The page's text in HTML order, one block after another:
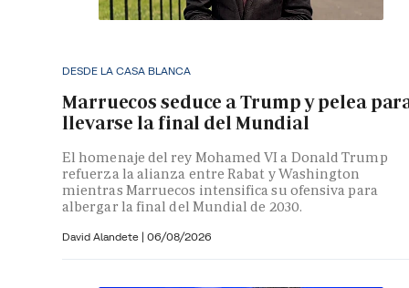
DESDE LA CASA BLANCA
Marruecos seduce a Trump y pelea
llevarse la final del Mundial
El homenaje del rey Mohamed VI a Donald Trump
refuerza la alianza entre Rabat y Washington
mientras Marruecos intensifica su ofensiva para
albergar la final del Mundial de 2030.
David Alandete | 06/08/2026